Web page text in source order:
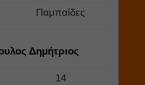
Παμπαίδες
Δημήτριος
14